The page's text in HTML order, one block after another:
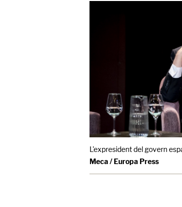
L'expresident del govern
Meca / Europa Press